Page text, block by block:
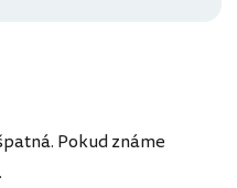
Pokud známe